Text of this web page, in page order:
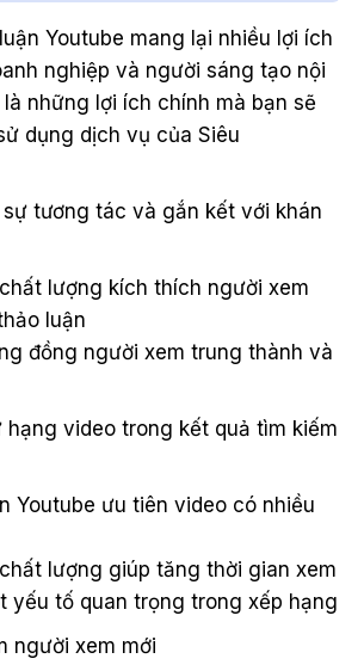
Youtube mang lại nhiều lợi ích
nghiệp và người sáng tạo nội
những lợi ích chính mà bạn sẽ
dụng dịch vụ của Siêu
tương tác và gắn kết với khán
lượng kích thích người xem
luận
đồng người xem trung thành và
hạng video trong kết quả tìm kiếm
Youtube ưu tiên video có nhiều
lượng giúp tăng thời gian xem
yếu tố quan trọng trong xếp hạng
người xem mới